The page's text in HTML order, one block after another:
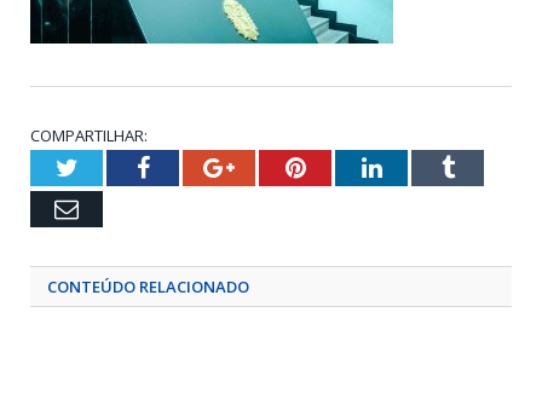
COMPARTILHAR:
TwitterFacebookGoogle+PinterestLinkedInTumblr
Email
CONTEÚDO RELACIONADO